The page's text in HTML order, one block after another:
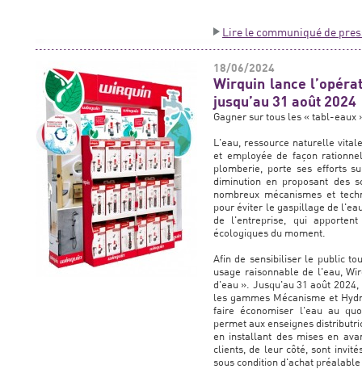
Lire le communiqué de
18/06/2024
Wirquin lance
jusqu’au 31 août 2024
Gagner sur tous les « tabl-eaux
L'eau, ressource naturelle
et employée de façon
plomberie, porte ses efforts
diminution en proposant des
nombreux mécanismes et
pour éviter le gaspillage de
de l'entreprise, qui
écologiques du moment.
Afin de sensibiliser le public
usage raisonnable de l'eau,
d'eau ». Jusqu'au 31 août
les gammes Mécanisme et
faire économiser l'eau au
permet aux enseignes
en installant des mises en
clients, de leur côté, sont
sous condition d'achat